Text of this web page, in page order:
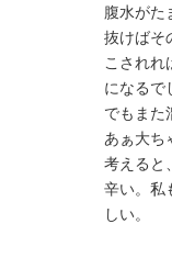
腹水がた
抜けばそ
こされれ
になるで
でもまた
あぁ大ち
考えると
辛い。私
しい。